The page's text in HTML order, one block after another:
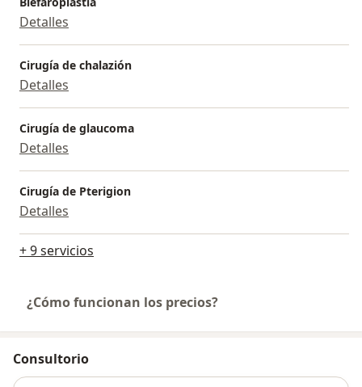
Detalles
Cirugía de chalazión
Detalles
Cirugía de glaucoma
Detalles
Cirugía de Pterigion
Detalles
+ 9 servicios
¿Cómo funcionan los precios?
Consultorio